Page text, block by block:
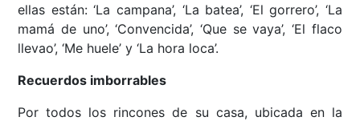
ellas están: ‘La campana’, ‘La batea’, ‘El gorrero’, ‘La
mamá de uno’, ‘Convencida’, ‘Que se vaya’, ‘El flaco
llevao’, ‘Me huele’ y ‘La hora loca’.
Recuerdos imborrables
Por todos los rincones de su casa, ubicada en la